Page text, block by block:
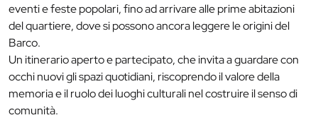
eventi e feste popolari, fino ad arrivare alle prime abitazioni
del quartiere, dove si possono ancora leggere le origini del
Barco.
Un itinerario aperto e partecipato, che invita a guardare con
occhi nuovi gli spazi quotidiani, riscoprendo il valore della
memoria e il ruolo dei luoghi culturali nel costruire il senso di
comunità.